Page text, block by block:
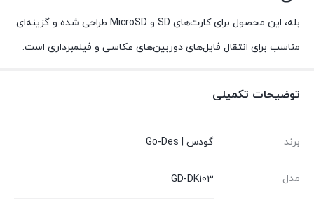
بله، این محصول برای کارت‌های SD و MicroSD طراحی شده و گزینه‌ای
مناسب برای انتقال فایل‌های دوربین‌های عکاسی و فیلمبرداری است.
توضیحات تکمیلی
برند گودس | Go-Des
مدل GD-DK103